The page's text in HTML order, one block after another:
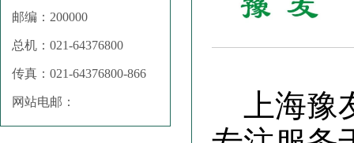
邮编：200000
总机：021-64376800
传真：021-64376800-866
网站电邮：
上海豫